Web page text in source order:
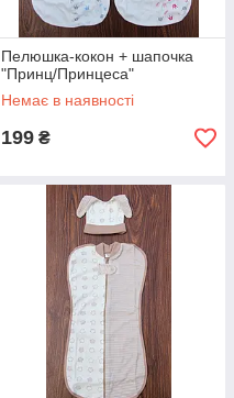
Пелюшка-кокон + шапочка
"Принц/Принцеса"
Немає в наявності
199 ₴